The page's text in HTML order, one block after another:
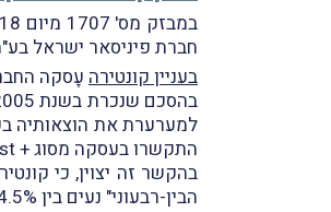
במבזק מס' 1707 מיום 23.4.2018 דיווחנו על פסק-הדין של בית-המשפט העליון בערעורים שהוגשו על-ידי חברת קונטירה טכנולוגיות בע"מ (
חברת פיניסאר ישראל
בעניין קונטירה עָסקה
בהסכם שנכרת בשנת 2005 (
למערערת את הוצאותיה
התקשרו בעסקה מסוג + Cost.
בהקשר זה יצוין, כי
הבין-רבעוני" נעים בין 4.5% לבין 15.3%.